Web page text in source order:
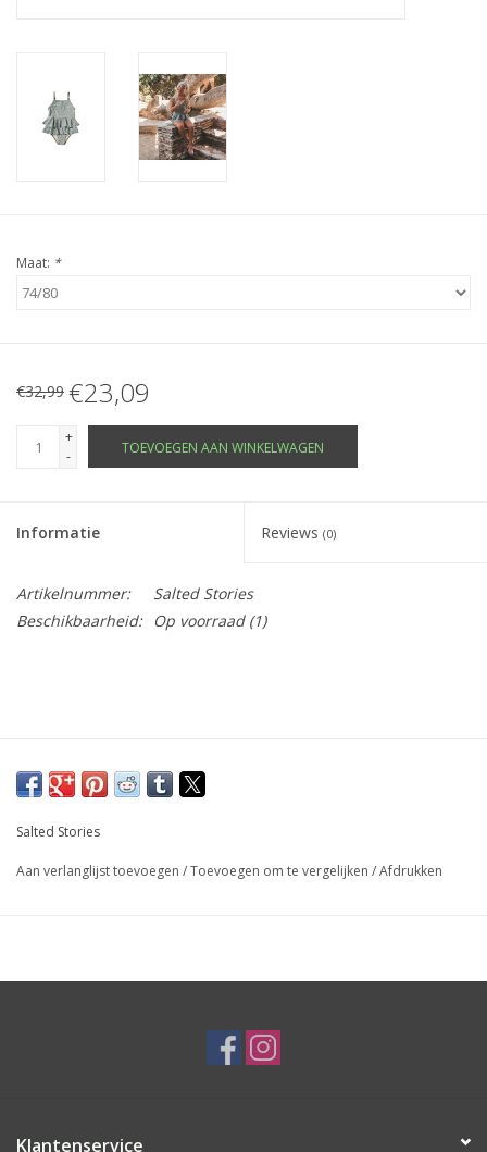
Maat: *
€32,99 €23,09
+
-
TOEVOEGEN AAN WINKELWAGEN
Informatie Reviews (0)
Artikelnummer:
Salted Stories
Beschikbaarheid:
Op voorraad(1)
Salted Stories
Aan verlanglijst toevoegen /Toevoegen om te vergelijken /Afdrukken
Klantenservice